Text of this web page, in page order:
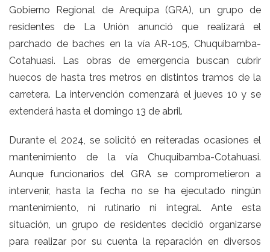
Gobierno Regional de Arequipa (GRA), un grupo de
residentes de La Unión anunció que realizará el
parchado de baches en la vía AR-105, Chuquibamba-
Cotahuasi. Las obras de emergencia buscan cubrir
huecos de hasta tres metros en distintos tramos de la
carretera. La intervención comenzará el jueves 10 y se
extenderá hasta el domingo 13 de abril.
Durante el 2024, se solicitó en reiteradas ocasiones el
mantenimiento de la vía Chuquibamba-Cotahuasi.
Aunque funcionarios del GRA se comprometieron a
intervenir, hasta la fecha no se ha ejecutado ningún
mantenimiento, ni rutinario ni integral. Ante esta
situación, un grupo de residentes decidió organizarse
para realizar por su cuenta la reparación en diversos